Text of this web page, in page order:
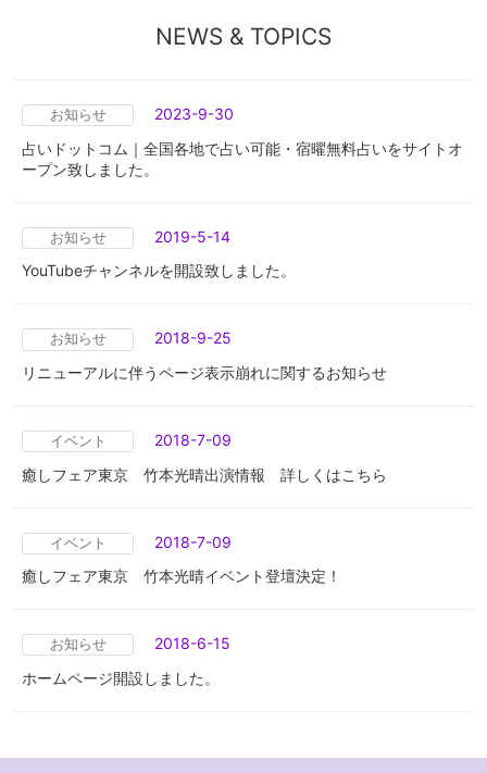
NEWS & TOPICS
お知らせ
2023-9-30
占いドットコム｜全国各地で占い可能・宿曜無料占いをサイトオ
ープン致しました。
お知らせ
2019-5-14
YouTubeチャンネルを開設致しました。
お知らせ
2018-9-25
リニューアルに伴うページ表示崩れに関するお知らせ
イベント
2018-7-09
癒しフェア東京 竹本光晴出演情報 詳しくはこちら
イベント
2018-7-09
癒しフェア東京 竹本光晴イベント登壇決定！
お知らせ
2018-6-15
ホームページ開設しました。